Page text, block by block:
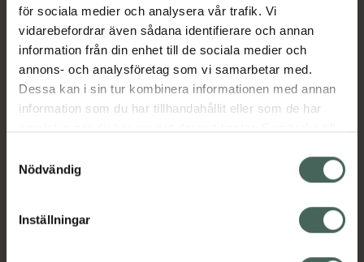
för sociala medier och analysera vår trafik. Vi
vidarebefordrar även sådana identifierare och annan
information från din enhet till de sociala medier och
annons- och analysföretag som vi samarbetar med.
Dessa kan i sin tur kombinera informationen med annan
information som du har tillhandahållit eller som de har
återkalla ditt samtycke via webbplatsens
cookieinställningar. Ett återkallat samtycke påverkar inte
lagligheten av behandling som skett innan återkallelsen.
Nödvändig
Inställningar
Läs alltid bipacksedeln innan
användning.
EAN:04260095682789
Visa